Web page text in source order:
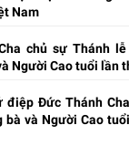
Nam
chủ sự Thánh
Người Cao tuổi lần
điệp Đức Thánh
bà và Người Cao